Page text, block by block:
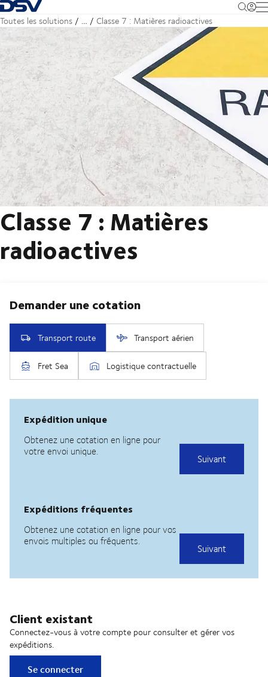
Retour à la page d'accueil
Toutes les solutions … Classe 7 : Matières radioactives
Classe 7 : Matières
radioactives
Client existant
Connectez-vous à votre compte pour consulter et gérer vos
expéditions.
Se connecter